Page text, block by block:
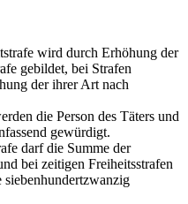
wird durch Erhöhung der
gebildet, bei Strafen
der ihrer Art nach
die Person des Täters und
gewürdigt.
darf die Summe der
bei zeitigen Freiheitsstrafen
siebenhundertzwanzig